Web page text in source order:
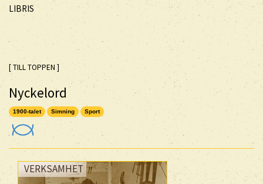
LIBRIS
[ TILL TOPPEN ]
Nyckelord
1900-talet Simning Sport
VERKSAMHET